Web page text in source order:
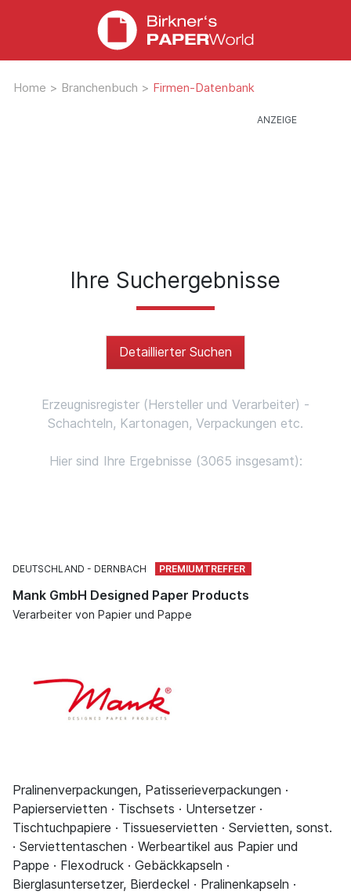
Home > Branchenbuch > Firmen-Datenbank
Ihre Suchergebnisse
Detaillierter Suchen
Erzeugnisregister (Hersteller und Verarbeiter) -
Schachteln, Kartonagen, Verpackungen etc.
Hier sind Ihre Ergebnisse (3065 insgesamt):
DEUTSCHLAND DERNBACH
Mank GmbH Designed Paper Products
Verarbeiter von Papier und Pappe
Pralinenverpackungen, Patisserieverpackungen ·
Papierservietten · Tischsets · Untersetzer ·
Tischtuchpapiere · Tissueservietten · Servietten, sonst.
· Serviettentaschen · Werbeartikel aus Papier und
Pappe · Flexodruck · Gebäckkapseln ·
Bierglasuntersetzer, Bierdeckel · Pralinenkapseln ·